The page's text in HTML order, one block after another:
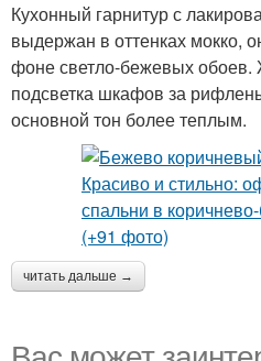
Кухонный гарнитур с
выдержан в оттенках мокко,
фоне светло-бежевых обоев.
подсветка шкафов за
основной тон более теплым.
читать дальше →